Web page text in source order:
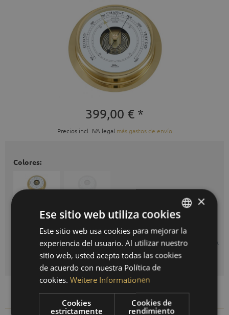
399,00 € *
Precios incl. IVA legal más gastos de envío
Colores:
AÑADIR A LA CESTA DE LA COMPRA
¡Por favor, seleccione una variante!
Comparar Recordar
GERMAN
ENGLISH
×
Ese sitio web utiliza cookies
Este sitio web usa cookies para mejorar la
experiencia del usuario. Al utilizar nuestro
sitio web, usted acepta todas las cookies
de acuerdo con nuestra Política de
cookies. Weitere Informationen
Cookies
estrictamente
Cookies de
rendimiento